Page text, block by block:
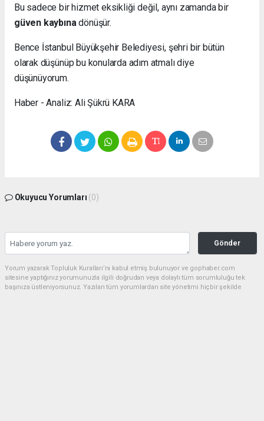
Bu sadece bir hizmet eksikliği değil, aynı zamanda bir
güven kaybınadönüşür.
Bence İstanbul Büyükşehir Belediyesi, şehri bir bütün
olarak düşünüp bu konularda adım atmalı diye
düşünüyorum.
Haber - Analiz: Ali Şükrü KARA
Okuyucu Yorumları (0)
Gönder
Yorum yazarak Topluluk Kuralları’nı kabul etmiş bulunuyor ve gophaber.com
sitesine yaptığınız yorumunuzla ilgili doğrudan veya dolaylı tüm sorumluluğu tek
başınıza üstleniyorsunuz. Yazılan tüm yorumlardan site yönetimi hiçbir şekilde